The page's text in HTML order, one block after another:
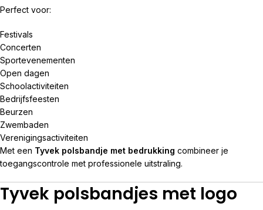
Perfect voor:
Festivals
Concerten
Sportevenementen
Open dagen
Schoolactiviteiten
Bedrijfsfeesten
Beurzen
Zwembaden
Verenigingsactiviteiten
Met een Tyvek polsbandje met bedrukking combineer je
toegangscontrole met professionele uitstraling.
Tyvek polsbandjes met logo